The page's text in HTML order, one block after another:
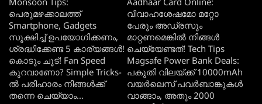
പെരുമഴക്കാലത്ത്
Smartphone, Gadgets
സൂക്ഷിച്ച് ഉപയോഗിക്കണം,
ശ്രദ്ധിക്കേണ്ട 5 കാര്യങ്ങൾ!
വിവാഹശേഷമോ മറ്റോ
പേരും അഡ്രസും
മാറ്റണമെങ്കിൽ നിങ്ങൾ
ചെയ്യേണ്ടത്! Tech Tips
കൊടും ചൂട്! Fan Speed
കുറവാണോ? Simple Tricks-
ൽ പരിഹാരം നിങ്ങൾക്ക്
തന്നെ ചെയ്യാം…
Magsafe Power Bank Deals:
പകുതി വിലയ്ക്ക് 10000mAh
വയർലെസ് പവർബാങ്കുകൾ
വാങ്ങാം, അതും 2000